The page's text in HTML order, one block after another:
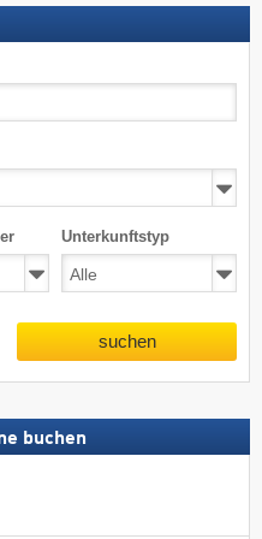
Unterkunftstyp
suchen
buchen